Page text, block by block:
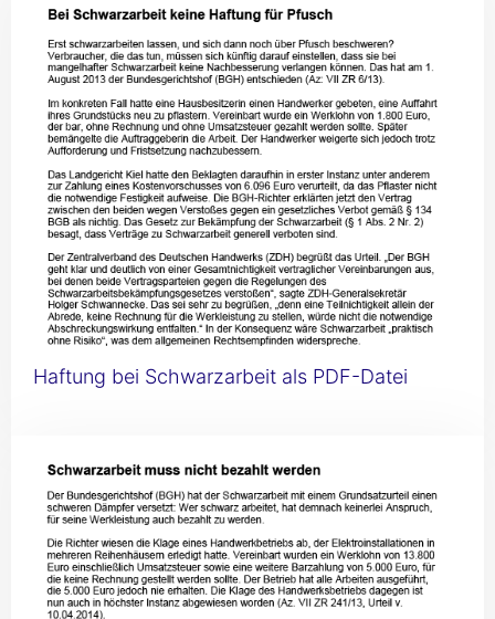
Haftung bei Schwarzarbeit als PDF-Datei